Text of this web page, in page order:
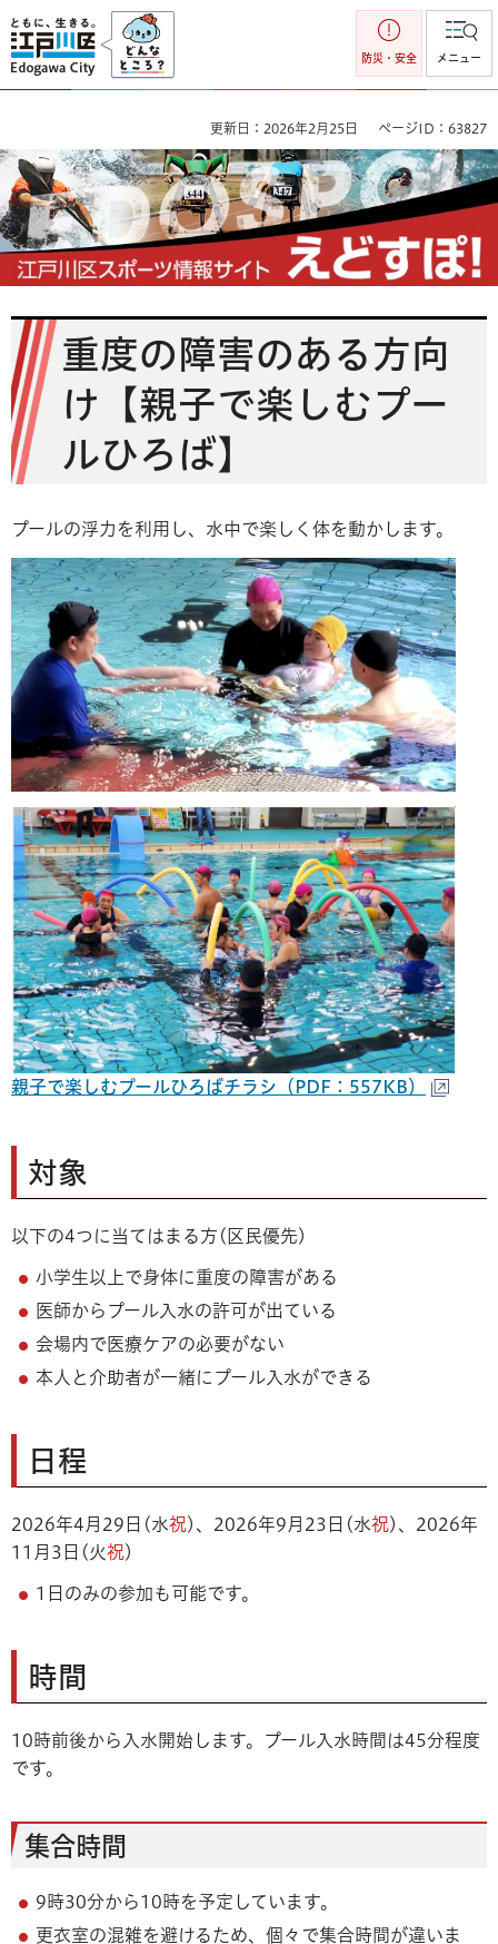
江戸川区
防災・安全 メニュー
更新日：2026年2月25日 ページID：63827
重度の障害のある方向
け【親子で楽しむプー
ルひろば】
プールの浮力を利用し、水中で楽しく体を動かします。
親子で楽しむプールひろばチラシ（PDF：557KB）
対象
以下の4つに当てはまる方(区民優先)
小学生以上で身体に重度の障害がある
医師からプール入水の許可が出ている
会場内で医療ケアの必要がない
本人と介助者が一緒にプール入水ができる
日程
2026年4月29日(水祝)、2026年9月23日(水祝)、2026年
11月3日(火祝)
1日のみの参加も可能です。
時間
10時前後から入水開始します。プール入水時間は45分程度
です。
集合時間
9時30分から10時を予定しています。
更衣室の混雑を避けるため、個々で集合時間が違いま